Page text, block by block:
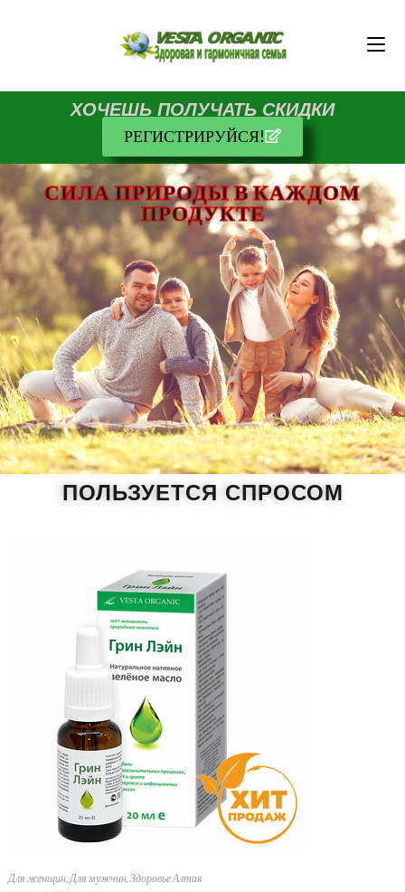
ХОЧЕШЬ ПОЛУЧАТЬ СКИДКИ
РЕГИСТРИРУЙСЯ!
СИЛА ПРИРОДЫ В КАЖДОМ
ПРОДУКТЕ
ПОЛЬЗУЕТСЯ СПРОСОМ
Для женщин,Для мужчин,Здоровье Алтая